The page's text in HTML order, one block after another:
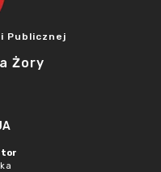
Publicznej
Żory